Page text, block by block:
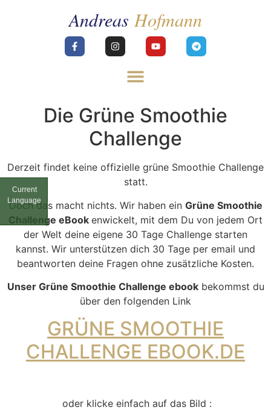
Current
Language
Die Grüne Smoothie
Challenge
Derzeit findet keine offizielle grüne Smoothie Challenge
statt.
Doch das macht nichts. Wir haben ein Grüne Smoothie
Challenge eBook enwickelt, mit dem Du von jedem Ort
der Welt deine eigene 30 Tage Challenge starten
kannst. Wir unterstützen dich 30 Tage per email und
beantworten deine Fragen ohne zusätzliche Kosten.
Unser Grüne Smoothie Challenge ebookbekommst du
über den folgenden Link
GRÜNE SMOOTHIE
CHALLENGE EBOOK.DE
oder klicke einfach auf das Bild :
Current
Language